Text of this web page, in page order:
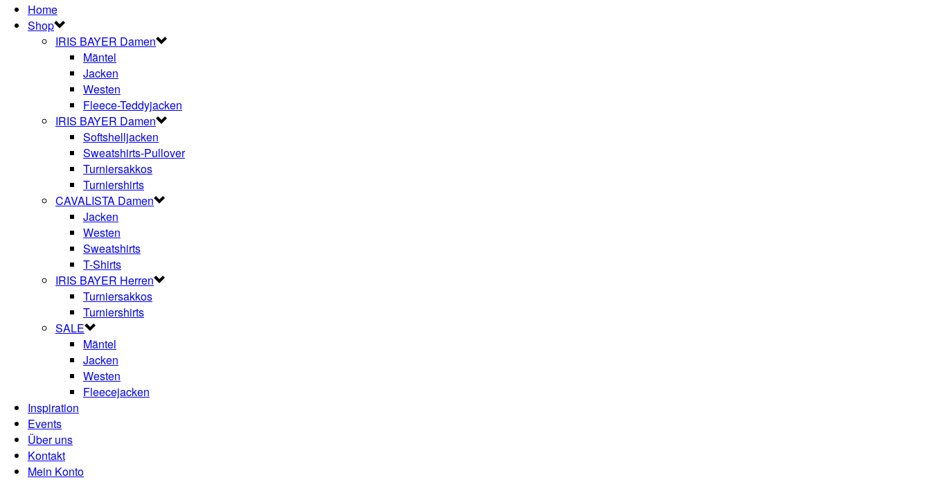
Home
Shop
IRIS BAYER Damen
Mäntel
Jacken
Westen
Fleece-Teddyjacken
IRIS BAYER Damen
Softshelljacken
Sweatshirts-Pullover
Turniersakkos
Turniershirts
CAVALISTA Damen
Jacken
Westen
Sweatshirts
T-Shirts
IRIS BAYER Herren
Turniersakkos
Turniershirts
SALE
Mäntel
Jacken
Westen
Fleecejacken
Inspiration
Events
Über uns
Kontakt
Mein Konto